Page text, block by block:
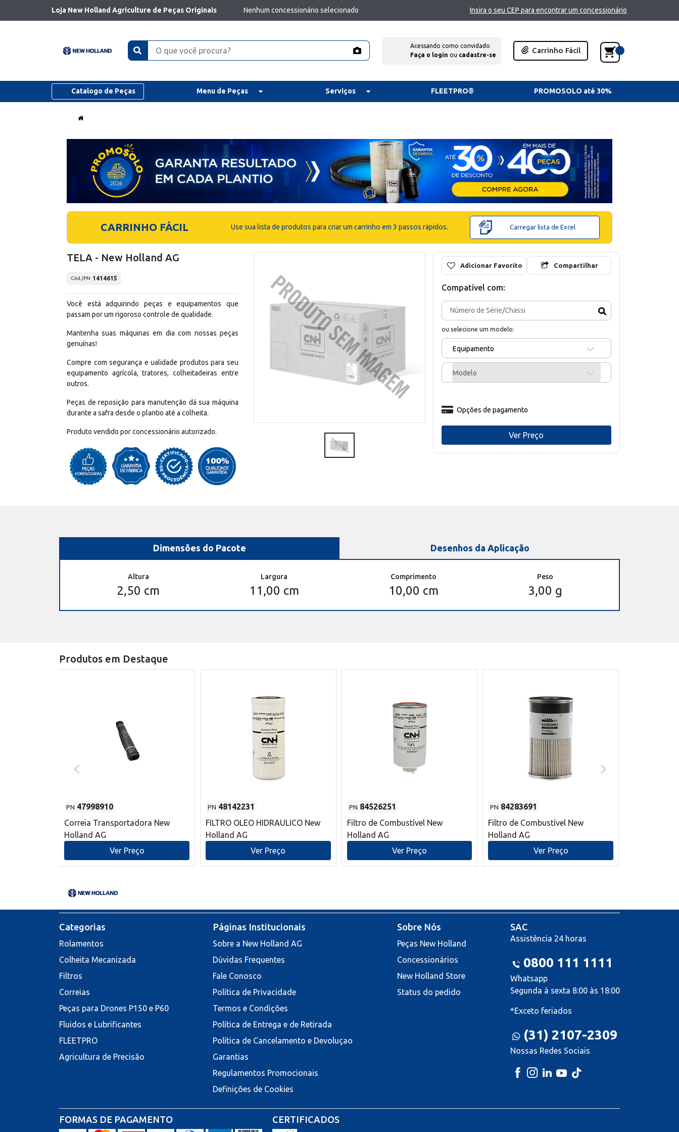
Loja New Holland Agriculture de Peças Originais Nenhum concessionário selecionado Insira o seu CEP para encontrar um concessionário
Acessando como convidado
Faça o login ou cadastre-se
Carrinho Fácil
Catalogo de Peças Menu de Peças Serviços FLEETPRO® PROMOSOLO até 30%
CARRINHO FÁCIL Use sua lista de produtos para criar um carrinho em 3 passos rápidos. Carregar lista de Excel
TELA - New Holland AG
Cód./PN 1414615
Você está adquirindo peças e equipamentos que
passam por um rigoroso controle de qualidade.
Mantenha suas máquinas em dia com nossas peças
genuínas!
Compre com segurança e ualidade produtos para seu
equipamento agrícola, tratores, colheitadeiras entre
outros.
Peças de reposição para manutenção dá sua máquina
durante a safra desde o plantio até a colheita.
Produto vendido por concessionário autorizado.
Adicionar Favorito Compartilhar
Compativel com:
ou selecione um modelo:
Equipamento
Modelo
Opções de pagamento
Ver Preço
Dimensões do Pacote Desenhos da Aplicação
Altura
2,50 cm
Largura
11,00 cm
Comprimento
10,00 cm
Peso
3,00 g
Produtos em Destaque
PN 47998910
Correia Transportadora New
Holland AG
Ver Preço
PN 48142231
FILTRO OLEO HIDRAULICO New
Holland AG
Ver Preço
PN 84526251
Filtro de Combustível New
Holland AG
Ver Preço
PN 84283691
Filtro de Combustível New
Holland AG
Ver Preço
Categorias
Rolamentos
Colheita Mecanizada
Filtros
Correias
Peças para Drones P150 e P60
Fluidos e Lubrificantes
FLEETPRO
Agricultura de Precisão
Páginas Institucionais
Sobre a New Holland AG
Dúvidas Frequentes
Fale Conosco
Política de Privacidade
Termos e Condições
Política de Entrega e de Retirada
Política de Cancelamento e Devoluçao
Garantias
Regulamentos Promocionais
Definições de Cookies
Sobre Nós
Peças New Holland
Concessionários
New Holland Store
Status do pedido
SAC
Assistência 24 horas
0800 111 1111
Whatsapp
Segunda à sexta 8:00 às 18:00
*Exceto feriados
(31) 2107-2309
Nossas Redes Sociais
FORMAS DE PAGAMENTO CERTIFICADOS